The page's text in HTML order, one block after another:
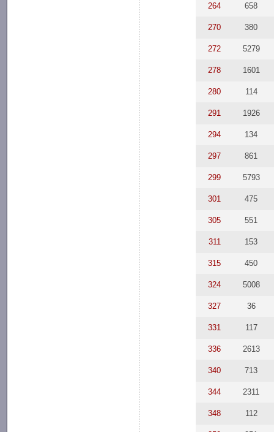
264 658
270 380
272 5279
278 1601
280 114
291 1926
294 134
297 861
299 5793
301 475
305 551
311 153
315 450
324 5008
327 36
331 117
336 2613
340 713
344 2311
348 112